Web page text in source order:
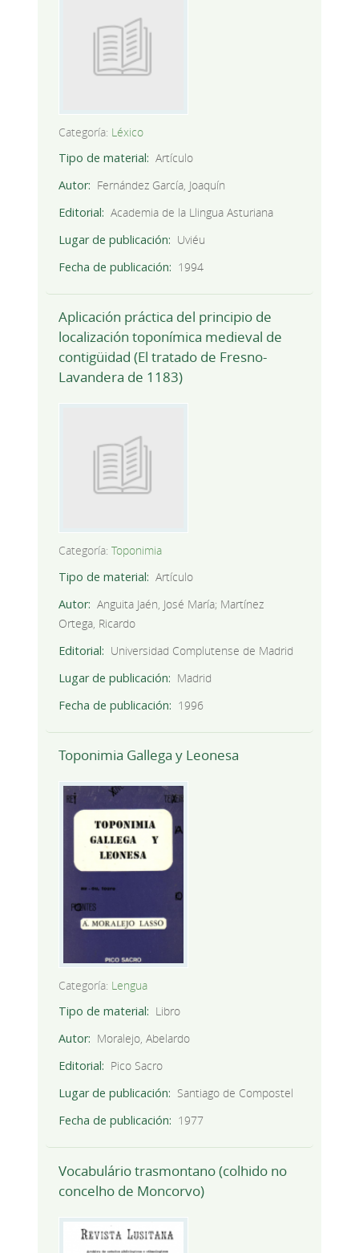
Categoría: Léxico
Tipo de material
Artículo
Autor
Fernández García, Joaquín
Editorial
Academia de la Llingua Asturiana
Lugar de publicación
Uviéu
Fecha de publicación
1994
Aplicación práctica del principio de
localización toponímica medieval de
contigüidad (El tratado de Fresno-
Lavandera de 1183)
Categoría: Toponimia
Tipo de material
Artículo
Autor
Anguita Jaén, José María; Martínez
Ortega, Ricardo
Editorial
Universidad Complutense de Madrid
Lugar de publicación
Madrid
Fecha de publicación
1996
Toponimia Gallega y Leonesa
Categoría: Lengua
Tipo de material
Libro
Autor
Moralejo, Abelardo
Editorial
Pico Sacro
Lugar de publicación
Santiago de Compostel
Fecha de publicación
1977
Vocabulário trasmontano (colhido no
concelho de Moncorvo)